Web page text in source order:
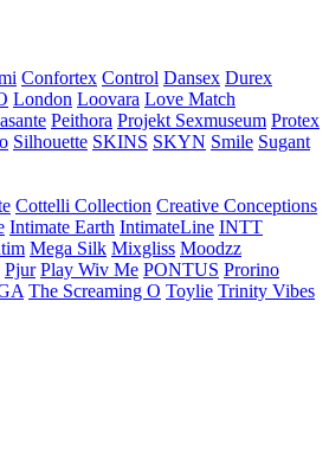
Confortex Control Dansex Durex
London Loovara Love Match
Peithora Projekt Sexmuseum Protex
Silhouette SKINS SKYN Smile Sugant
Cottelli Collection Creative Conceptions
Intimate Earth IntimateLine INTT
Mega Silk Mixgliss Moodzz
Pjur Play Wiv Me PONTUS Prorino
The Screaming O Toylie Trinity Vibes